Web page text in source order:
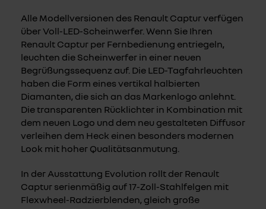
Alle Modellversionen des Renault Captur verfügen
über Voll-LED-Scheinwerfer. Wenn Sie Ihren
Renault Captur per Fernbedienung entriegeln,
leuchten die Scheinwerfer in einer neuen
Begrüßungssequenz auf. Die LED-Tagfahrleuchten
haben die Form eines vertikal halbierten
Diamanten, die sich an das Markenlogo anlehnt.
Die transparenten Rücklichter in Kombination mit
dem neuen Logo und dem neu gestalteten Diffusor
verleihen dem Heck einen besonders modernen
Look mit hoher Qualitätsanmutung.
In der Ausstattung Evolution rollt der Renault
Captur serienmäßig auf 17-Zoll-Stahlfelgen mit
Flexwheel-Radzierblenden, gleich große